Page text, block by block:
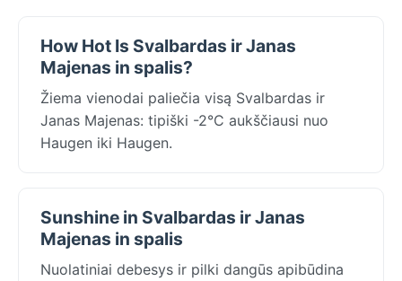
How Hot Is Svalbardas ir Janas
Majenas in spalis?
Žiema vienodai paliečia visą Svalbardas ir
Janas Majenas: tipiški -2°C aukščiausi nuo
Haugen iki Haugen.
Sunshine in Svalbardas ir Janas
Majenas in spalis
Nuolatiniai debesys ir pilki dangūs apibūdina